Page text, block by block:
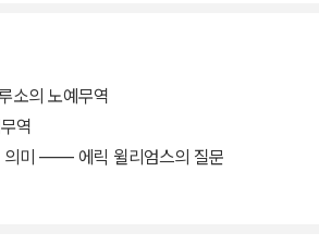
의 노예무역
역
의미 ―― 에릭 윌리엄스의 질문